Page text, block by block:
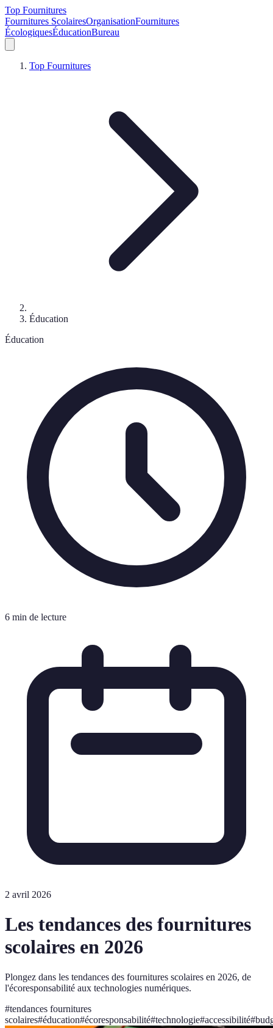
Top Fournitures
Fournitures ScolairesOrganisationFournitures
ÉcologiquesÉducationBureau
Top Fournitures
Éducation
Éducation
6 min de lecture
2 avril 2026
Les tendances des fournitures
scolaires en 2026
Plongez dans les tendances des fournitures scolaires en 2026, de
l'écoresponsabilité aux technologies numériques.
#tendances fournitures
scolaires#éducation#écoresponsabilité#technologie#accessibilité#